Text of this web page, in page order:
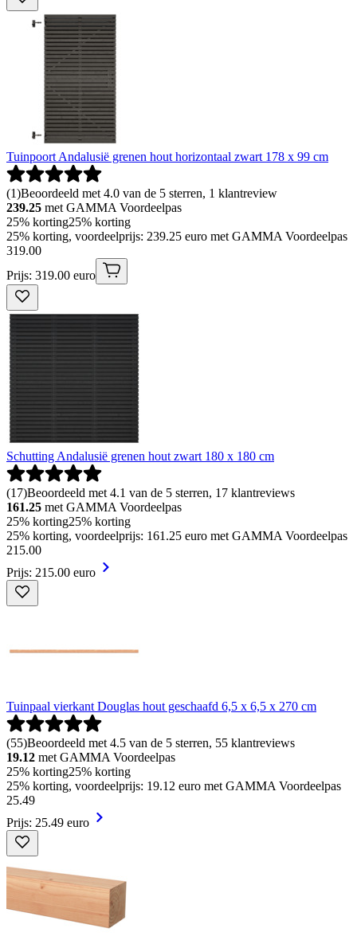
Tuinpoort Andalusië grenen hout horizontaal zwart 178 x 99 cm
(1)Beoordeeld met 4.0 van de 5 sterren, 1 klantreview
239.25 met GAMMA Voordeelpas
25% korting25% korting
25% korting, voordeelprijs: 239.25 euro met GAMMA Voordeelpas
319.00
Prijs: 319.00 euro
Schutting Andalusië grenen hout zwart 180 x 180 cm
(17)Beoordeeld met 4.1 van de 5 sterren, 17 klantreviews
161.25 met GAMMA Voordeelpas
25% korting25% korting
25% korting, voordeelprijs: 161.25 euro met GAMMA Voordeelpas
215.00
Prijs: 215.00 euro
Tuinpaal vierkant Douglas hout geschaafd 6,5 x 6,5 x 270 cm
(55)Beoordeeld met 4.5 van de 5 sterren, 55 klantreviews
19.12 met GAMMA Voordeelpas
25% korting25% korting
25% korting, voordeelprijs: 19.12 euro met GAMMA Voordeelpas
25.49
Prijs: 25.49 euro